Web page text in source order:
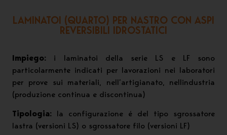
LAMINATOI (QUARTO) PER NASTRO CON ASPI
REVERSIBILI IDROSTATICI
Impiego: i laminatoi della serie LS e LF sono
particolarmente indicati per lavorazioni nei laboratori
per prove sui materiali, nell’artigianato, nellindustria
(produzione continua e discontinua)
Tipologia: la configurazione é del tipo sgrossatore
lastra (versioni LS) o sgrossatore filo (versioni LF)